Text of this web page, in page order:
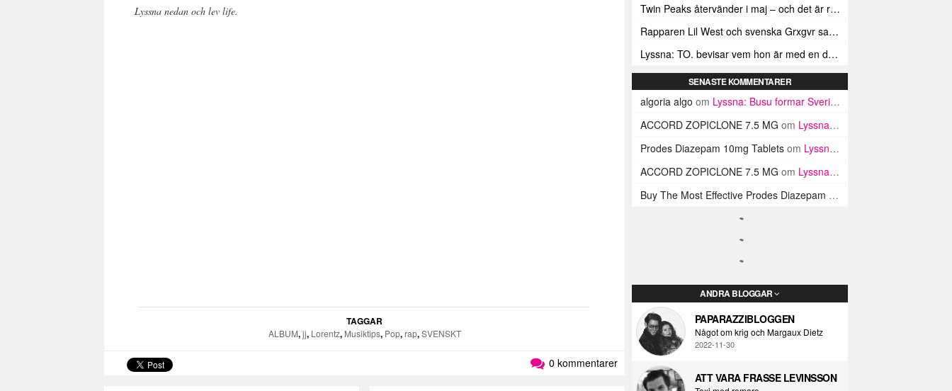
Lyssna nedan och lev life.
TAGGAR
ALBUM,jj, Lorentz, Musiktips, Pop,rap,SVENSKT
0 kommentarer
Twin Peaks återvänder i maj – och det är rena heroinet enligt Showtimes boss
Rapparen Lil West och svenska Grxgvr samarbetar på den egensinniga bangern Lie To You
Lyssna: TO. bevisar vem hon är med en debut gjord för framtiden
SENASTE KOMMENTARER
algoria algo om Lyssna: Busu formar Sveriges Blink-182 med sin nya pop-punk-rap-låt
ACCORD ZOPICLONE 7.5 MG om Lyssna: Busu formar Sveriges Blink-182 med sin nya pop-punk-rap-låt
Prodes Diazepam 10mg Tablets om Lyssna: Busu formar Sveriges Blink-182 med sin nya pop-punk-rap-låt
ACCORD ZOPICLONE 7.5 MG om Lyssna: Busu formar Sveriges Blink-182 med sin nya pop-punk-rap-låt
Buy The Most Effective Prodes Diazepam Tablets In UK
ANDRA BLOGGAR
PAPARAZZIBLOGGEN
Något om krig och Margaux Dietz
2022-11-30
ATT VARA FRASSE LEVINSSON